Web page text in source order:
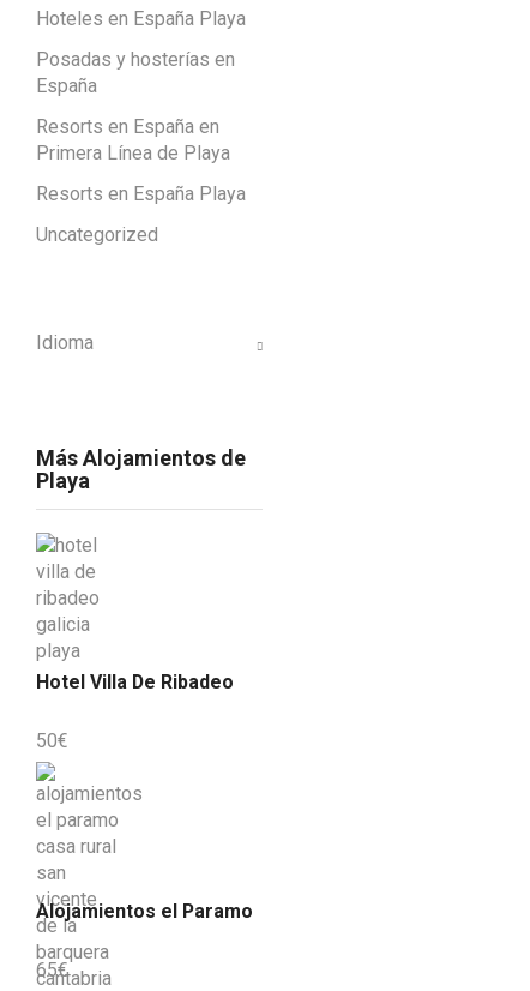
Hoteles en España Playa
Posadas y hosterías en
España
Resorts en España en
Primera Línea de Playa
Resorts en España Playa
Uncategorized
Idioma
Más Alojamientos de
Playa
Hotel Villa De Ribadeo
50€
Alojamientos el Paramo
65€